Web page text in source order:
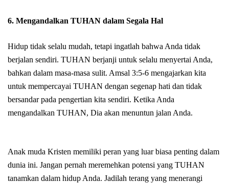
6. Mengandalkan TUHAN dalam Segala Hal
Hidup tidak selalu mudah, tetapi ingatlah bahwa Anda tidak
berjalan sendiri. TUHAN berjanji untuk selalu menyertai Anda,
bahkan dalam masa-masa sulit. Amsal 3:5-6 mengajarkan kita
untuk mempercayai TUHAN dengan segenap hati dan tidak
bersandar pada pengertian kita sendiri. Ketika Anda
mengandalkan TUHAN, Dia akan menuntun jalan Anda.
Anak muda Kristen memiliki peran yang luar biasa penting dalam
dunia ini. Jangan pernah meremehkan potensi yang TUHAN
tanamkan dalam hidup Anda. Jadilah terang yang menerangi